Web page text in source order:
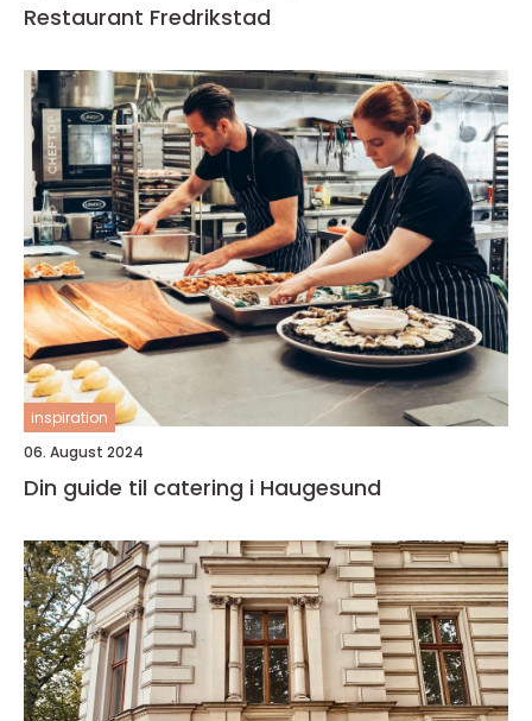
Restaurant Fredrikstad
inspiration
06. August 2024
Din guide til catering i Haugesund